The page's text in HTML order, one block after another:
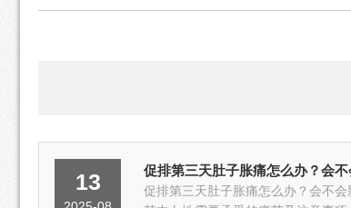
13 促排第三天肚子胀痛怎么办？会
促排第三天肚子胀痛怎么办？会不